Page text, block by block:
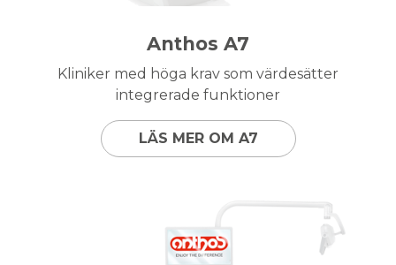
Anthos A7
Kliniker med höga krav som värdesätter
integrerade funktioner
LÄS MER OM A7